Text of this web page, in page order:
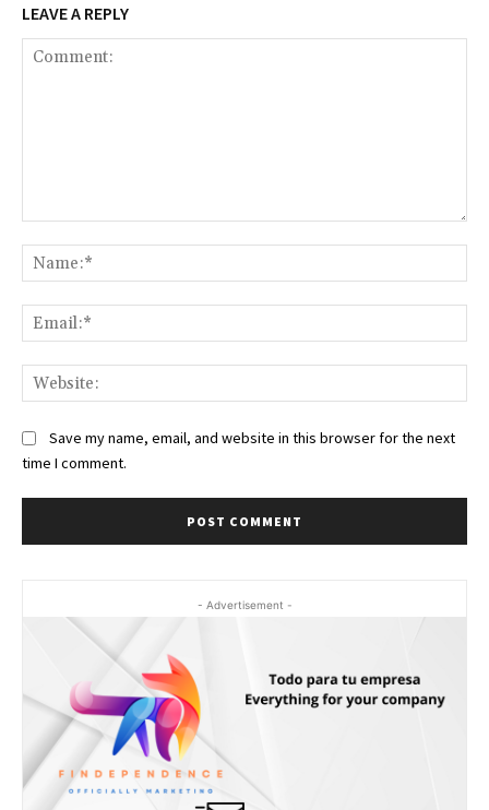
LEAVE A REPLY
Save my name, email, and website in this browser for the next
time I comment.
- Advertisement -